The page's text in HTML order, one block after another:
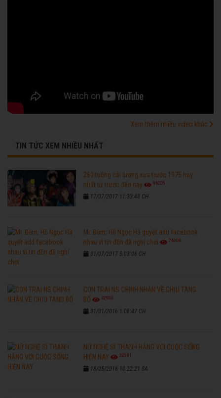
Xem thêm nhiều video khác
TIN TỨC XEM NHIỀU NHẤT
260 tuồng cải lương xưa trước 1975 hay
nhất từ trước đến nay
96205
17/07/2017 11:33:48 CH
Mr. Đàm, Hồ Ngọc Hà quyết add facebook
nhau vì tin đồn đã nghỉ chơi
76308
31/07/2017 5:03:06 CH
CON TRAI NS CHINH NHẪN VỀ CHỊU TANG
BỐ
42980
31/01/2016 1:08:47 CH
NỮ NGHỆ SĨ THANH HẰNG VỚI CUỘC SỐNG
HIỆN NAY
32581
18/05/2016 10:22:21 SA